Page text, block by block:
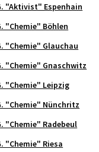
"Aktivist" Espenhain
"Chemie" Böhlen
"Chemie" Glauchau
"Chemie" Gnaschwitz
"Chemie" Leipzig
"Chemie" Nünchritz
"Chemie" Radebeul
"Chemie" Riesa